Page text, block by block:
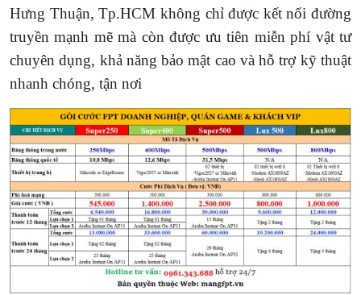
Hưng Thuận, Tp.HCM không chỉ được kết nối đường
truyền mạnh mẽ mà còn được ưu tiên miễn phí vật tư
chuyên dụng, khả năng bảo mật cao và hỗ trợ kỹ thuật
nhanh chóng, tận nơi